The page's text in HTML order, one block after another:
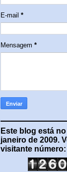
E-mail *
Mensagem *
Este blog está
janeiro de 2009.
visitante número: